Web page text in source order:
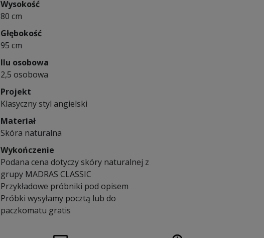
Wysokość
80 cm
Głębokość
95 cm
Ilu osobowa
2,5 osobowa
Projekt
Klasyczny styl angielski
Materiał
Skóra naturalna
Wykończenie
Podana cena dotyczy skóry naturalnej z
grupy MADRAS CLASSIC
Przykładowe próbniki pod opisem
Próbki wysyłamy pocztą lub do
paczkomatu gratis